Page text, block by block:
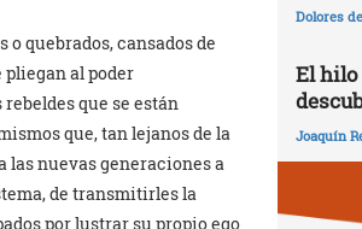
quebrados, cansados de
pliegan al poder
que se están
que, tan lejanos de la
las nuevas generaciones a
de transmitirles la
por lustrar su propio ego
Dolores
El hilo
Joaquín